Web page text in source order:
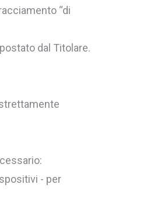
“di
dal Titolare.
- per